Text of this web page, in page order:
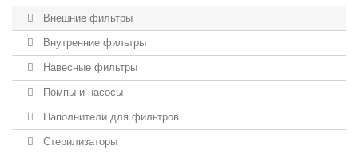
Внешние фильтры
Внутренние фильтры
Навесные фильтры
Помпы и насосы
Наполнители для фильтров
Стерилизаторы